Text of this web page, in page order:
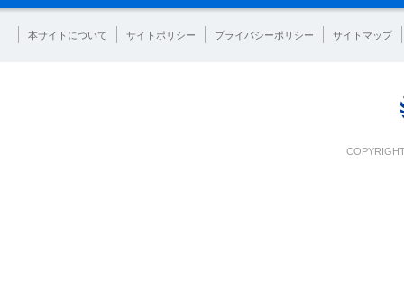
本サイトについて サイトポリシー プライバシーポリシー サイトマップ